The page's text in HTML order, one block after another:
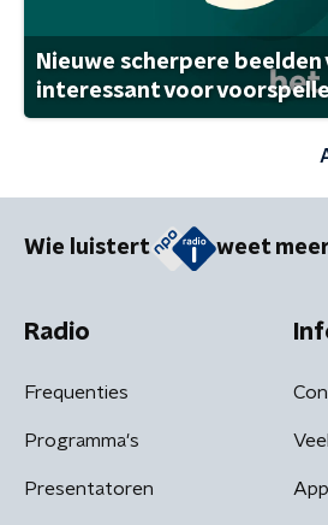
Nieuwe scherpere beelden
interessant voor
Wie luistert weet
Radio
Frequenties
Programma's
Presentatoren